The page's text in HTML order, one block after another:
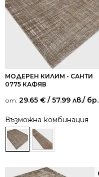
МОДЕРЕН КИЛИМ - САНТИ
0775 КАФЯВ
от: 29.65 € / 57.99 лв./ бр.
Възможна комбинация